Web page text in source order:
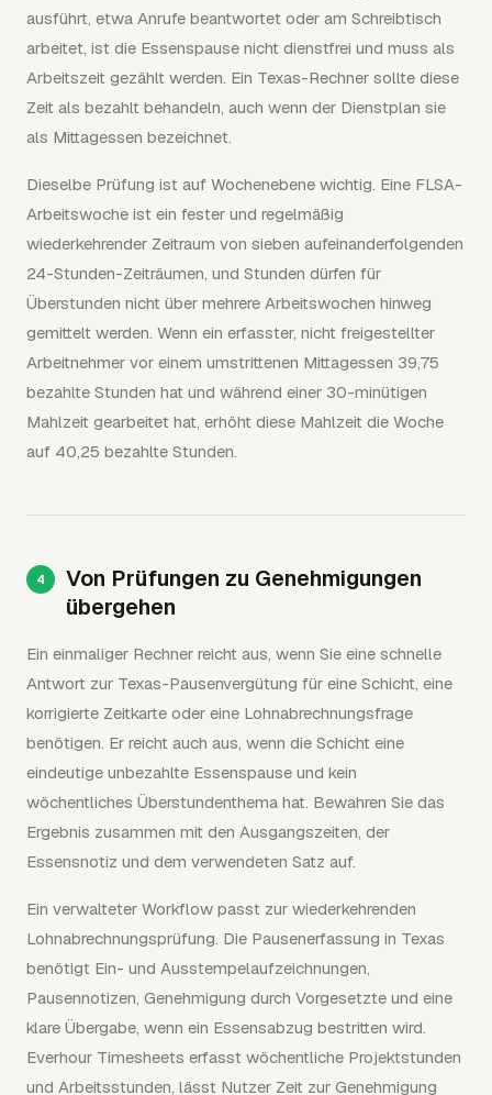
ausführt, etwa Anrufe beantwortet oder am Schreibtisch
arbeitet, ist die Essenspause nicht dienstfrei und muss als
Arbeitszeit gezählt werden. Ein Texas-Rechner sollte diese
Zeit als bezahlt behandeln, auch wenn der Dienstplan sie
als Mittagessen bezeichnet.
Dieselbe Prüfung ist auf Wochenebene wichtig. Eine FLSA-
Arbeitswoche ist ein fester und regelmäßig
wiederkehrender Zeitraum von sieben aufeinanderfolgenden
24-Stunden-Zeiträumen, und Stunden dürfen für
Überstunden nicht über mehrere Arbeitswochen hinweg
gemittelt werden. Wenn ein erfasster, nicht freigestellter
Arbeitnehmer vor einem umstrittenen Mittagessen 39,75
bezahlte Stunden hat und während einer 30-minütigen
Mahlzeit gearbeitet hat, erhöht diese Mahlzeit die Woche
auf 40,25 bezahlte Stunden.
Von Prüfungen zu Genehmigungen
übergehen
Ein einmaliger Rechner reicht aus, wenn Sie eine schnelle
Antwort zur Texas-Pausenvergütung für eine Schicht, eine
korrigierte Zeitkarte oder eine Lohnabrechnungsfrage
benötigen. Er reicht auch aus, wenn die Schicht eine
eindeutige unbezahlte Essenspause und kein
wöchentliches Überstundenthema hat. Bewahren Sie das
Ergebnis zusammen mit den Ausgangszeiten, der
Essensnotiz und dem verwendeten Satz auf.
Ein verwalteter Workflow passt zur wiederkehrenden
Lohnabrechnungsprüfung. Die Pausenerfassung in Texas
benötigt Ein- und Ausstempelaufzeichnungen,
Pausennotizen, Genehmigung durch Vorgesetzte und eine
klare Übergabe, wenn ein Essensabzug bestritten wird.
Everhour Timesheets erfasst wöchentliche Projektstunden
und Arbeitsstunden, lässt Nutzer Zeit zur Genehmigung